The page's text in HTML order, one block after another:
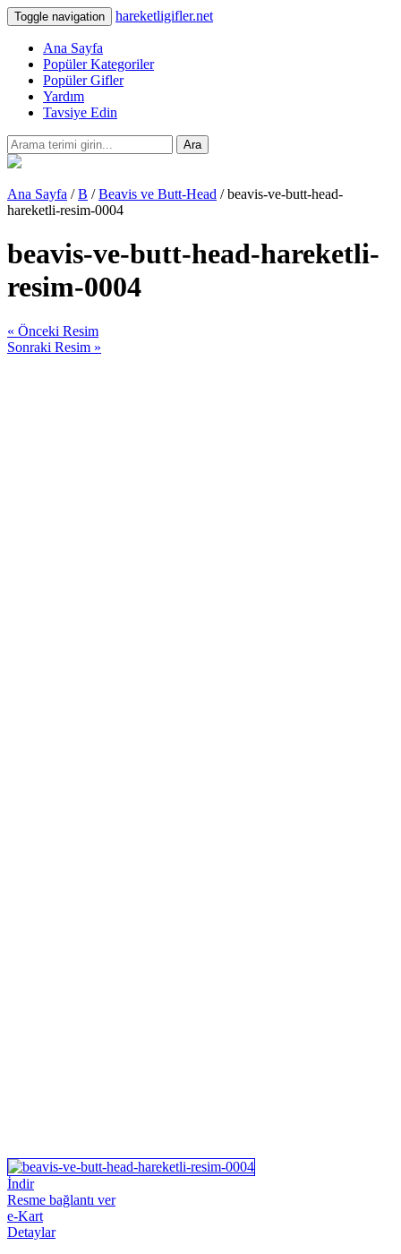
Toggle navigation hareketligifler.net
Ana Sayfa
Popüler Kategoriler
Popüler Gifler
Yardım
Tavsiye Edin
Ara
Ana Sayfa /B /Beavis ve Butt-Head / beavis-ve-butt-head-
hareketli-resim-0004
beavis-ve-butt-head-hareketli-
resim-0004
« Önceki Resim
Sonraki Resim »
İndir
Resme bağlantı ver
e-Kart
Detaylar